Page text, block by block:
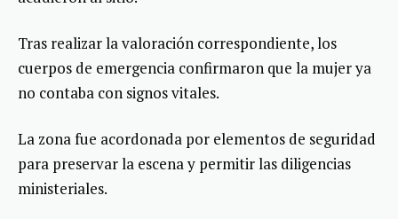
Tras realizar la valoración correspondiente, los
cuerpos de emergencia confirmaron que la mujer ya
no contaba con signos vitales.
La zona fue acordonada por elementos de seguridad
para preservar la escena y permitir las diligencias
ministeriales.